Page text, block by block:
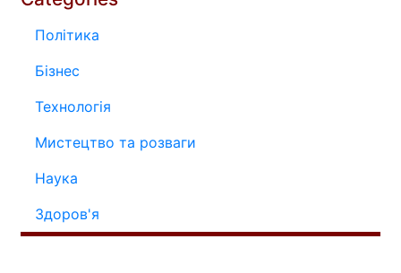
Політика
Бізнес
Технологія
Мистецтво та розваги
Наука
Здоров'я